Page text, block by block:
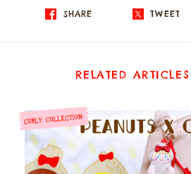
SHARE TWEET
RELATED ARTICLES